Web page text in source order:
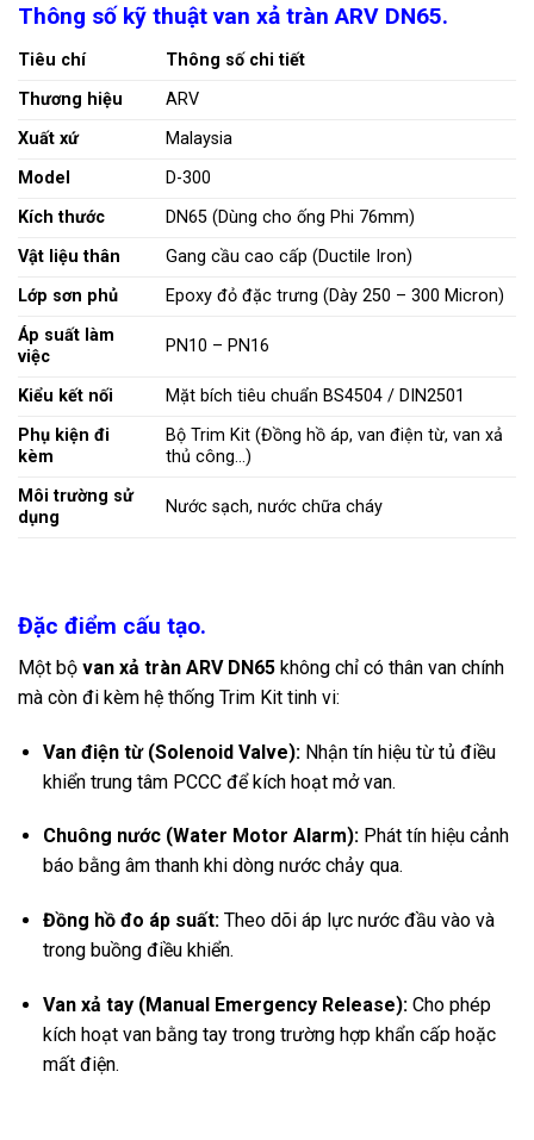
Thông số kỹ thuật van xả tràn ARV DN65.
Tiêu chí
Thông số chi tiết
Thương hiệu
ARV
Xuất xứ
Malaysia
Model
D-300
Kích thước
DN65 (Dùng cho ống Phi 76mm)
Vật liệu thân
Gang cầu cao cấp (Ductile Iron)
Lớp sơn phủ
Epoxy đỏ đặc trưng (Dày 250 – 300 Micron)
Áp suất làm
việc
PN10 – PN16
Kiểu kết nối
Mặt bích tiêu chuẩn BS4504 / DIN2501
Phụ kiện đi
kèm
Bộ Trim Kit (Đồng hồ áp, van điện từ, van xả
thủ công…)
Môi trường sử
dụng
Nước sạch, nước chữa cháy
Đặc điểm cấu tạo.
Một bộ van xả tràn ARV DN65 không chỉ có thân van chính
mà còn đi kèm hệ thống Trim Kit tinh vi:
Van điện từ (Solenoid Valve):Nhận tín hiệu từ tủ điều
khiển trung tâm PCCC để kích hoạt mở van.
Chuông nước (Water Motor Alarm):Phát tín hiệu cảnh
báo bằng âm thanh khi dòng nước chảy qua.
Đồng hồ đo áp suất:Theo dõi áp lực nước đầu vào và
trong buồng điều khiển.
Van xả tay (Manual Emergency Release):Cho phép
kích hoạt van bằng tay trong trường hợp khẩn cấp hoặc
mất điện.